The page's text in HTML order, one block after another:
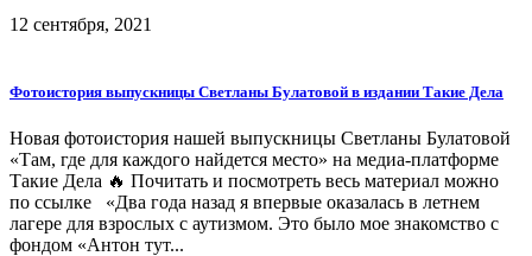
12 сентября, 2021
Фотоистория выпускницы Светланы Булатовой в издании Такие Дела
Новая фотоистория нашей выпускницы Светланы Булатовой
«Там, где для каждого найдется место» на медиа-платформе
Такие Дела 🔥 Почитать и посмотреть весь материал можно
по ссылке «Два года назад я впервые оказалась в летнем
лагере для взрослых с аутизмом. Это было мое знакомство с
фондом «Антон тут...